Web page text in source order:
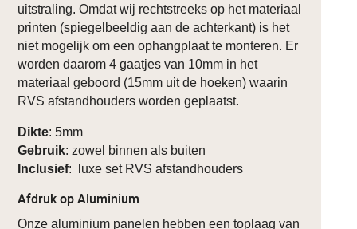
uitstraling. Omdat wij rechtstreeks op het materiaal
printen (spiegelbeeldig aan de achterkant) is het
niet mogelijk om een ophangplaat te monteren. Er
worden daarom 4 gaatjes van 10mm in het
materiaal geboord (15mm uit de hoeken) waarin
RVS afstandhouders worden geplaatst.
Dikte: 5mm
Gebruik: zowel binnen als buiten
Inclusief: luxe set RVS afstandhouders
Afdruk op Aluminium
Onze aluminium panelen hebben een toplaag van